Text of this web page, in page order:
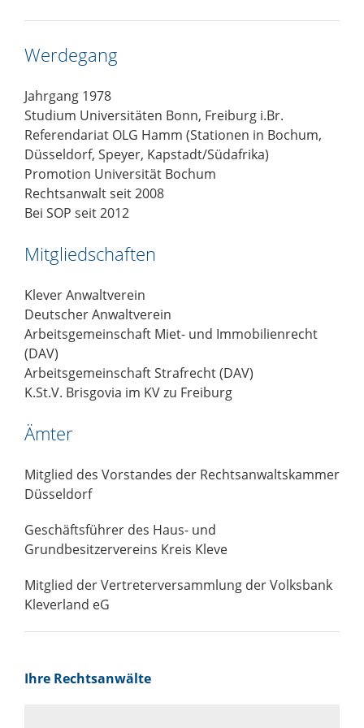
Werdegang
Jahrgang 1978
Studium Universitäten Bonn, Freiburg i.Br.
Referendariat OLG Hamm (Stationen in Bochum,
Düsseldorf, Speyer, Kapstadt/Südafrika)
Promotion Universität Bochum
Rechtsanwalt seit 2008
Bei SOP seit 2012
Mitgliedschaften
Klever Anwaltverein
Deutscher Anwaltverein
Arbeitsgemeinschaft Miet- und Immobilienrecht
(DAV)
Arbeitsgemeinschaft Strafrecht (DAV)
K.St.V. Brisgovia im KV zu Freiburg
Ämter
Mitglied des Vorstandes der Rechtsanwaltskammer
Düsseldorf
Geschäftsführer des Haus- und
Grundbesitzervereins Kreis Kleve
Mitglied der Vertreterversammlung der Volksbank
Kleverland eG
Ihre Rechtsanwälte